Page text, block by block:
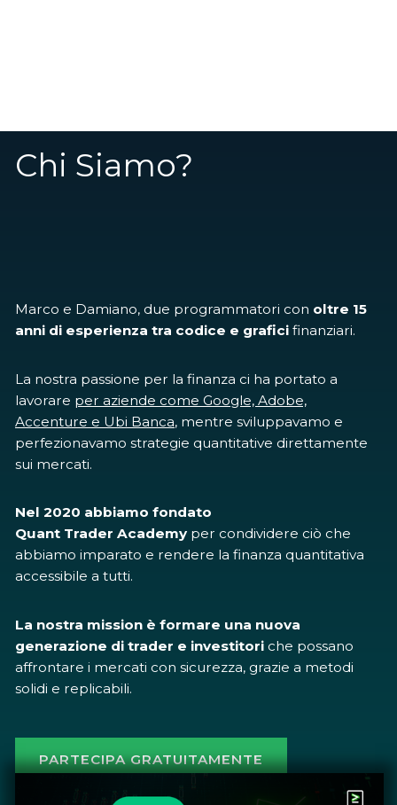
Chi Siamo?
Marco e Damiano, due programmatori con oltre 15
anni di esperienza tra codice e grafici finanziari.
La nostra passione per la finanza ci ha portato a
lavorare per aziende come Google, Adobe,
Accenture e Ubi Banca, mentre sviluppavamo e
perfezionavamo strategie quantitative direttamente
sui mercati.
Nel 2020 abbiamo fondato
Quant Trader Academy per condividere ciò che
abbiamo imparato e rendere la finanza quantitativa
accessibile a tutti.
La nostra mission è formare una nuova
generazione di trader e investitori che possano
affrontare i mercati con sicurezza, grazie a metodi
solidi e replicabili.
PARTECIPA GRATUITAMENTE